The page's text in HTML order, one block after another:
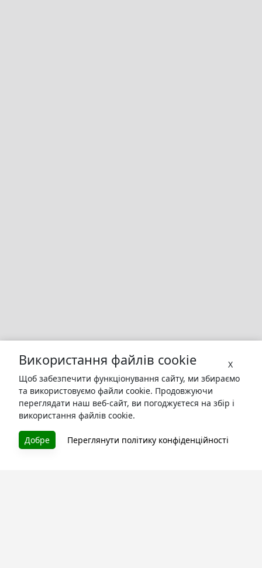
X
Використання файлів cookie
Щоб забезпечити функціонування сайту, ми збираємо
та використовуємо файли cookie. Продовжуючи
переглядати наш веб-сайт, ви погоджуєтеся на збір і
використання файлів cookie.
Добре Переглянути політику конфіденційності
БУКУРУК
Літературна платформа і бібліотека книг, які можна